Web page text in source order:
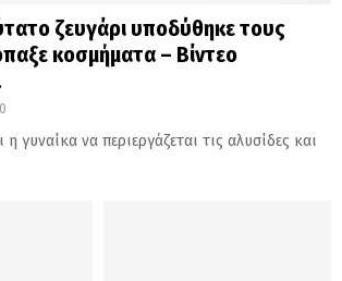
ζευγάρι υποδύθηκε τους
κοσμήματα – Βίντεο
0
η γυναίκα να περιεργάζεται τις αλυσίδες και